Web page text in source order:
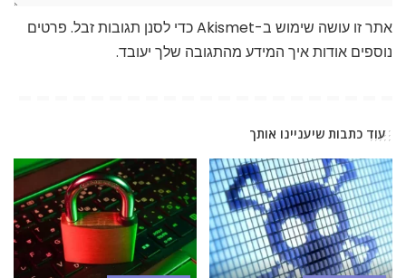
אתר זו עושה שימוש ב-Akismet כדי לסנן תגובות זבל.
פרטים
נוספים אודות איך המידע מהתגובה שלך יעובד.
עוד כתבות שיעניינו אותך